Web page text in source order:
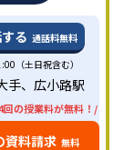
る 通話料無料
（土日祝含む）
手、広小路駅
の授業料が無料！/
資料請求 無料